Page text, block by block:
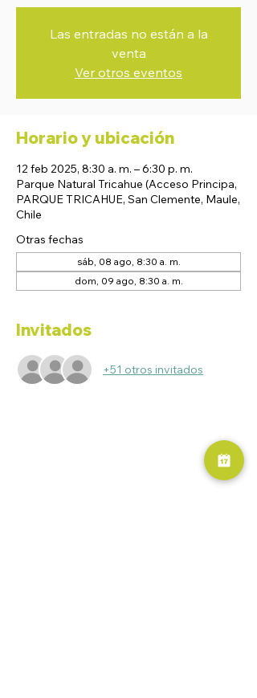
Las entradas no están a la
venta
Ver otros eventos
Horario y ubicación
12 feb 2025, 8:30 a. m. – 6:30 p. m.
Parque Natural Tricahue (Acceso Principa,
PARQUE TRICAHUE, San Clemente, Maule,
Chile
Otras fechas
sáb, 08 ago, 8:30 a. m.
dom, 09 ago, 8:30 a. m.
Invitados
+51 otros invitados